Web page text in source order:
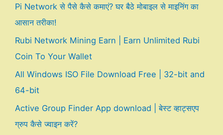
Pi Network से पैसे कैसे कमाएं? घर बैठे मोबाइल से माइनिंग का
आसान तरीका!
Rubi Network Mining Earn | Earn Unlimited Rubi
Coin To Your Wallet
All Windows ISO File Download Free | 32-bit and
64-bit
Active Group Finder App download | बेस्ट व्हाट्सएप
ग्रुप कैसे ज्वाइन करें?